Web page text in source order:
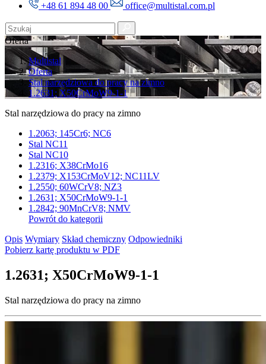
+48 61 894 48 00
office@multistal.com.pl
Oferta
Multistal
Oferta
Stal narzędziowa do pracy na zimno
1.2631; X50CrMoW9-1-1
Stal narzędziowa do pracy na zimno
1.2063; 145Cr6; NC6
Stal NC11
Stal NC10
1.2316; X38CrMo16
1.2379; X153CrMoV12; NC11LV
1.2550; 60WCrV8; NZ3
1.2631; X50CrMoW9-1-1
1.2842; 90MnCrV8; NMV
Powrót do kategorii
Opis Wymiary Skład chemiczny Odpowiedniki
Pobierz kartę produktu w PDF
1.2631; X50CrMoW9-1-1
Stal narzędziowa do pracy na zimno